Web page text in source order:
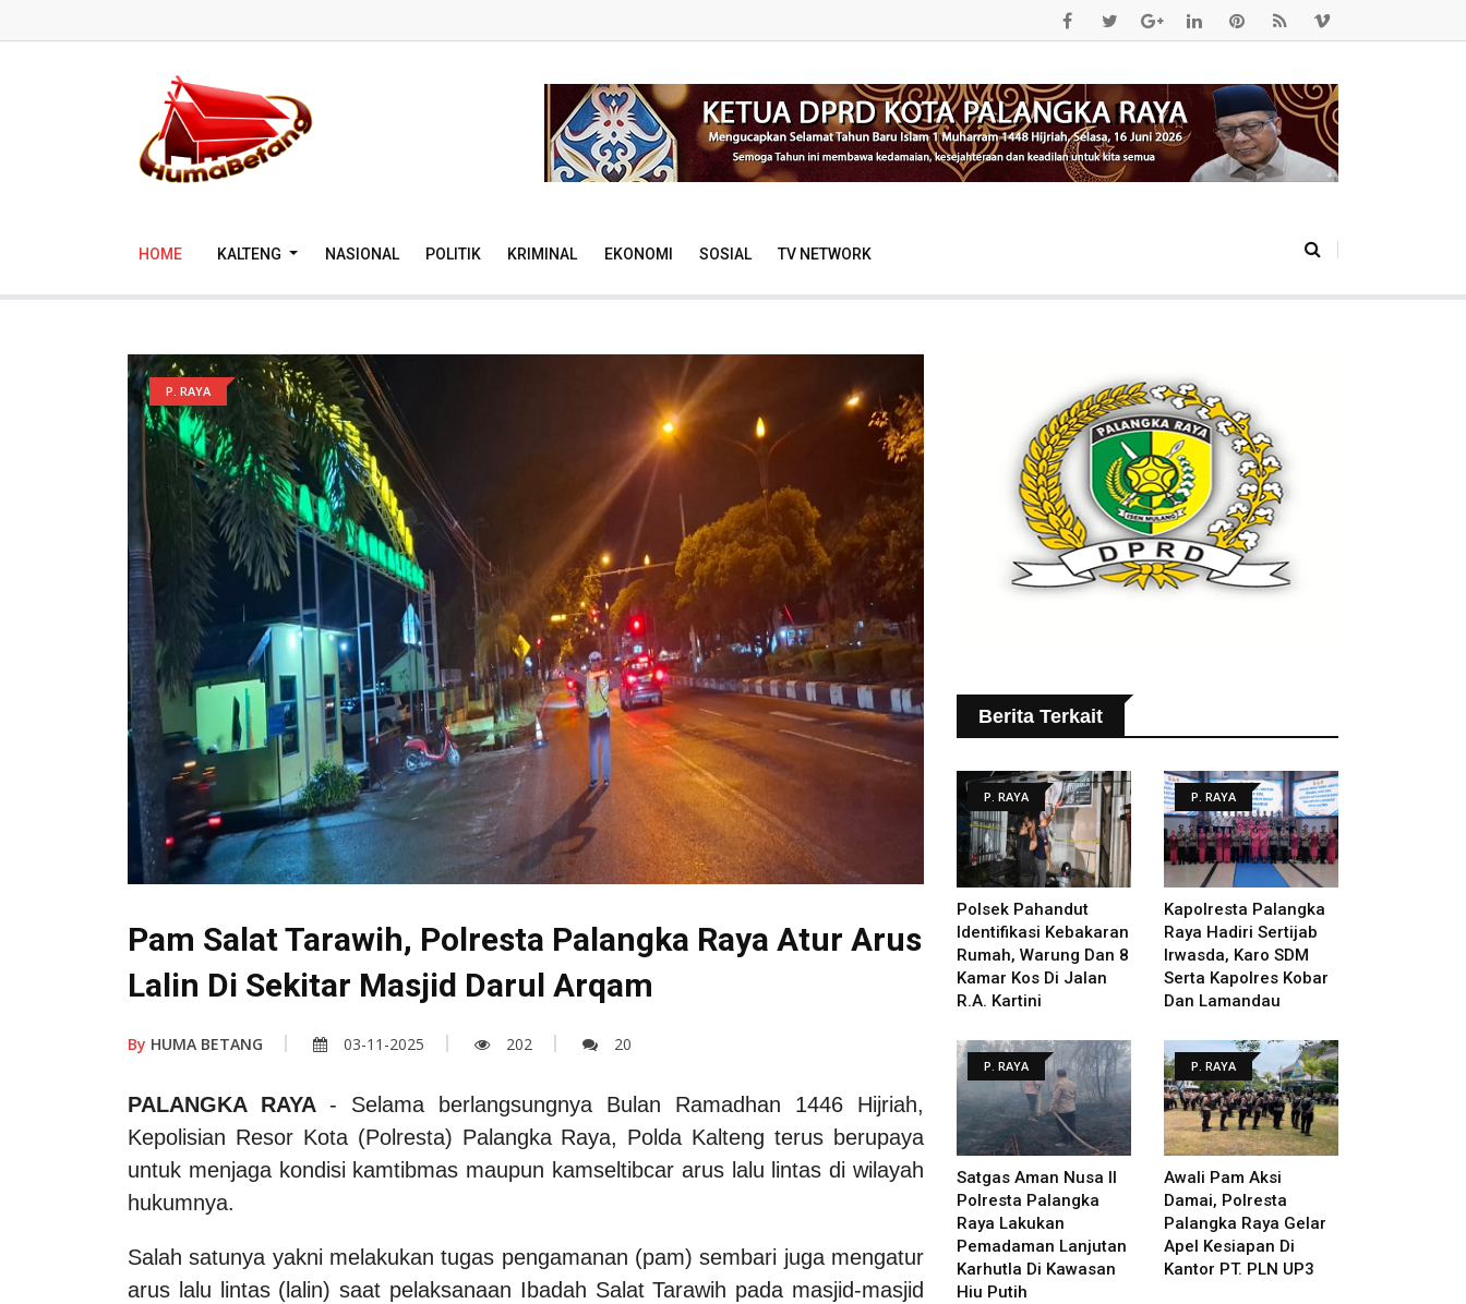
HOME KALTENG NASIONAL POLITIK KRIMINAL EKONOMI SOSIAL TV NETWORK
P. RAYA
Pam Salat Tarawih, Polresta Palangka Raya Atur Arus
Lalin Di Sekitar Masjid Darul Arqam
By HUMA BETANG 03-11-2025 202 20
PALANGKA RAYA - Selama berlangsungnya Bulan Ramadhan 1446 Hijriah,
Kepolisian Resor Kota (Polresta) Palangka Raya, Polda Kalteng terus berupaya
untuk menjaga kondisi kamtibmas maupun kamseltibcar arus lalu lintas di wilayah
hukumnya.
Salah satunya yakni melakukan tugas pengamanan (pam) sembari juga mengatur
arus lalu lintas (lalin) saat pelaksanaan Ibadah Salat Tarawih pada masjid-masjid
Berita Terkait
P. RAYA
Polsek Pahandut
Identifikasi Kebakaran
Rumah, Warung Dan 8
Kamar Kos Di Jalan
R.A. Kartini
P. RAYA
Kapolresta Palangka
Raya Hadiri Sertijab
Irwasda, Karo SDM
Serta Kapolres Kobar
Dan Lamandau
P. RAYA
Satgas Aman Nusa II
Polresta Palangka
Raya Lakukan
Pemadaman Lanjutan
Karhutla Di Kawasan
Hiu Putih
P. RAYA
Awali Pam Aksi
Damai, Polresta
Palangka Raya Gelar
Apel Kesiapan Di
Kantor PT. PLN UP3